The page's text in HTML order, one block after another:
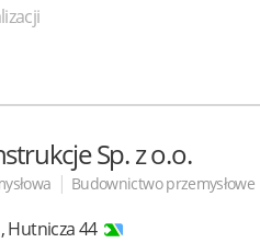
Sp. z o.o.
| Budownictwo przemysłowe
,Hutnicza 44